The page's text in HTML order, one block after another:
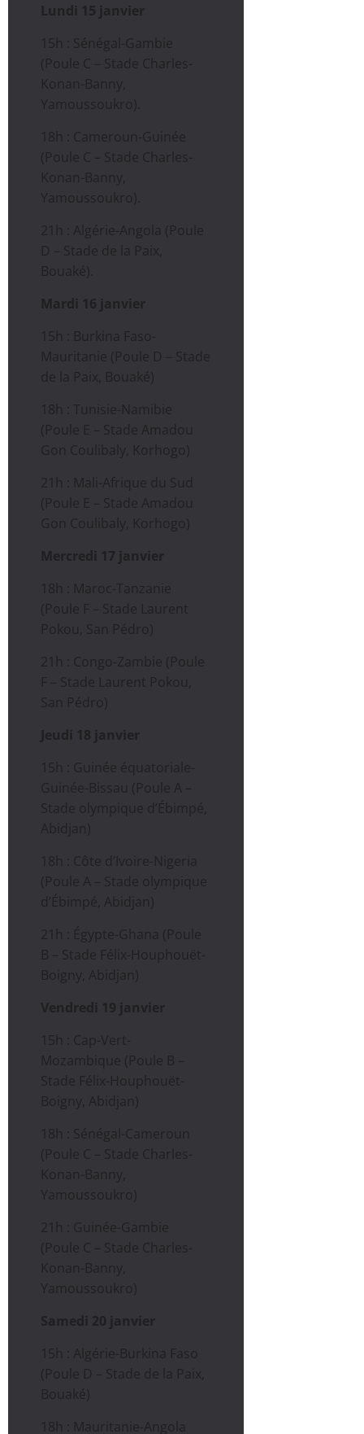
Lundi 15 janvier
15h : Sénégal-Gambie
(Poule C – Stade Charles-
Konan-Banny,
Yamoussoukro).
18h : Cameroun-Guinée
(Poule C – Stade Charles-
Konan-Banny,
Yamoussoukro).
21h : Algérie-Angola (Poule
D – Stade de la Paix,
Bouaké).
Mardi 16 janvier
15h : Burkina Faso-
Mauritanie (Poule D – Stade
de la Paix, Bouaké)
18h : Tunisie-Namibie
(Poule E – Stade Amadou
Gon Coulibaly, Korhogo)
21h : Mali-Afrique du Sud
(Poule E – Stade Amadou
Gon Coulibaly, Korhogo)
Mercredi 17 janvier
18h : Maroc-Tanzanie
(Poule F – Stade Laurent
Pokou, San Pédro)
21h : Congo-Zambie (Poule
F – Stade Laurent Pokou,
San Pédro)
Jeudi 18 janvier
15h : Guinée équatoriale-
Guinée-Bissau (Poule A –
Stade olympique d’Ébimpé,
Abidjan)
18h : Côte d’Ivoire-Nigeria
(Poule A – Stade olympique
d’Ébimpé, Abidjan)
21h : Égypte-Ghana (Poule
B – Stade Félix-Houphouët-
Boigny, Abidjan)
Vendredi 19 janvier
15h : Cap-Vert-
Mozambique (Poule B –
Stade Félix-Houphouët-
Boigny, Abidjan)
18h : Sénégal-Cameroun
(Poule C – Stade Charles-
Konan-Banny,
Yamoussoukro)
21h : Guinée-Gambie
(Poule C – Stade Charles-
Konan-Banny,
Yamoussoukro)
Samedi 20 janvier
15h : Algérie-Burkina Faso
(Poule D – Stade de la Paix,
Bouaké)
18h : Mauritanie-Angola